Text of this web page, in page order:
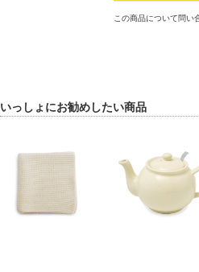
この商品について問い
いっしょにお勧めしたい商品